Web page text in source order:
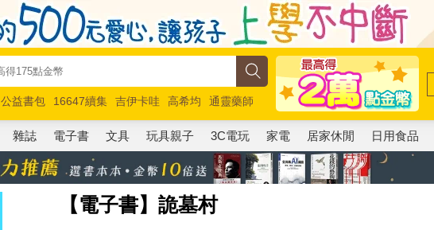
公益書包 16647續集 吉伊卡哇 高希均
通靈藥師
馬斯克 玩具總動員5 超慢跑
雜誌 電子書 文具 玩具親子 3C電玩 家電 居家休閒 日用食品
【電子書】詭墓村